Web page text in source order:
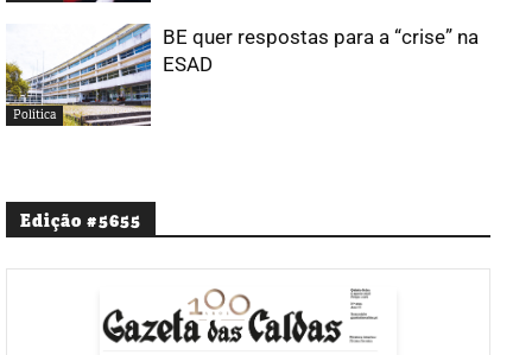
Política
BE quer respostas para a “crise” na
ESAD
Edição #5655